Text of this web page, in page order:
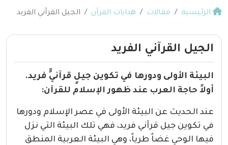
الرئيسية مقالات هدايات القرآن الجيل القرآني الفريد
الجيل القرآني الفريد
البيئة الأولى ودورها في تكوين جيلٍ قرآنيٍّ فريد.
أولاً حاجة العرب عند ظهور الإسلام للقرآن:
عند الحديث عن البيئة الأولى في عصر الإسلام ودورها
في تكوين جيل قرآني فريد، فهي تلك البيئة التي نزل
فيها الوحي غضاً طرياً، وهي البيئة العربية المنطق